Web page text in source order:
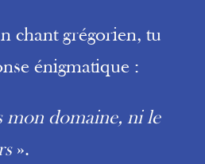
chant grégorien, tu
énigmatique :
mon domaine, ni le
».